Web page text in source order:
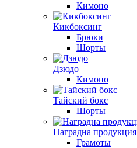
Кимоно
Кикбоксинг
Брюки
Шорты
Дзюдо
Кимоно
Тайский бокс
Шорты
Наградна продукция
Грамоты